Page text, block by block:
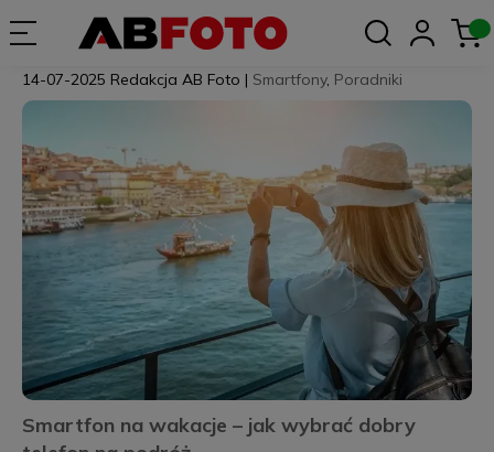
Smartfon na wakacje – jak wybrać dobry
14-07-2025 Redakcja AB Foto | Smartfony, Poradniki